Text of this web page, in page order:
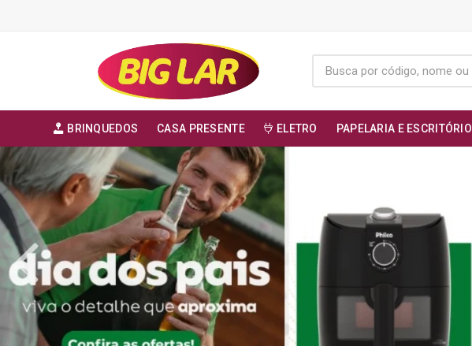
BRINQUEDOS CASA PRESENTE ELETRO PAPELARIA E ESCRITÓRIO